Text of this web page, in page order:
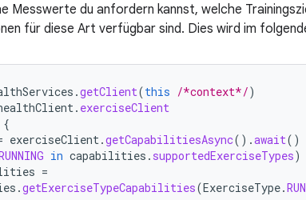
Messwerte du anfordern kannst, welche
für diese Art verfügbar sind. Dies wird im
.getClient(this /*context*/)
. exerciseClient
{
exerciseClient.getCapabilitiesAsync().await()
in capabilities . supportedExerciseTypes)
=
.getExerciseTypeCapabilities(ExerciseType.